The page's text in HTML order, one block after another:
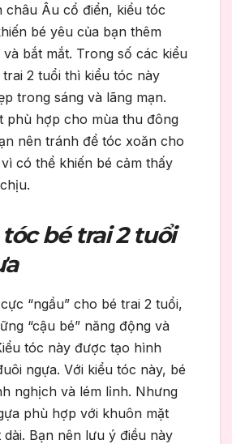
châu Âu cổ điển, kiểu tóc
bé yêu của bạn thêm
bắt mắt. Trong số các kiểu
2 tuổi thì kiểu tóc này
trong sáng và lãng mạn.
phù hợp cho mùa thu đông
nên tránh để tóc xoăn cho
có thể khiến bé cảm thấy
bé trai 2 tuổi
“ngầu” cho bé trai 2 tuổi,
“cậu bé” năng động và
tóc này được tạo hình
ngựa. Với kiểu tóc này, bé
nghịch và lém lỉnh. Nhưng
phù hợp với khuôn mặt
Bạn nên lưu ý điều này